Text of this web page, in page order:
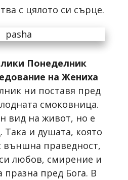
с цялото си сърце.
Понеделник
на Жениха
ни поставя пред
смоковница.
вид на живот, но е
и душата, която
външна праведност,
любов, смирение и
празна пред Бога. В